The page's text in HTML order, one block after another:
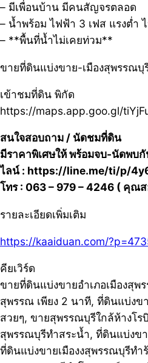
– มีเพื่อนบ้าน มีคนสัญจรตลอด
– น้ำพร้อม ไฟฟ้า 3 เฟส แรงต่ำ
– **พื้นที่น้ำไม่เคยท่วม**
ขายที่ดินแบ่งขาย-เมืองสุพรรณบุ
เข้าชมที่ดิน พิกัด
https://maps.app.goo.gl/
สนใจสอบถาม / นัดชมที่ดิน
มีราคาพิเศษให้ พร้อมจบ-นัดพบ
ไลน์ : https://line.me/ti/p/
โทร : 063 – 979 – 4246 ( คุณส
รายละเอียดเพิ่มเติม
https://kaaiduan.com/
คียเวิร์ด
ขายที่ดินแบ่งขายอำเภอเมืองสุ
สุพรรณ เพียง 2 นาที, ที่ดินแบ่ง
สวยๆ, ขายสุพรรณบุรีใกล้ห้างโ
สุพรรณบุรีทำสระน้ำ, ที่ดินแบ่งข
ที่ดินแบ่งขายเมืองงสุพรรณบุรีท